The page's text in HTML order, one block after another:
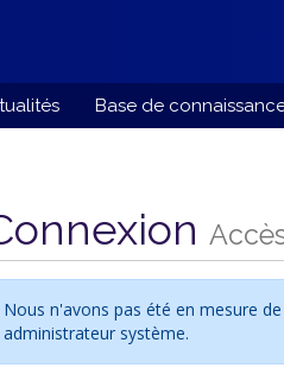
Base de
Nous n'avons pas été en mesure
administrateur système.